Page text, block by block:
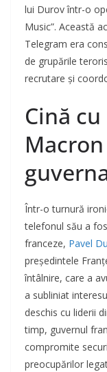
lui Durov într-o
Music”. Această
Telegram era
de grupările
recrutare și
Cină
Într-o turnură
telefonul său a
franceze, Pavel
președintele
întâlnire, care a
a subliniat
deschis cu liderii
timp, guvernul
compromite
preocupărilor